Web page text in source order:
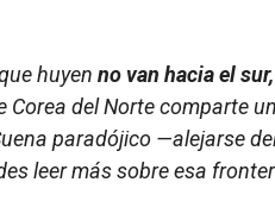
huyen no van hacia el
Corea del Norte comparte
paradójico —alejarse
leer más sobre esa